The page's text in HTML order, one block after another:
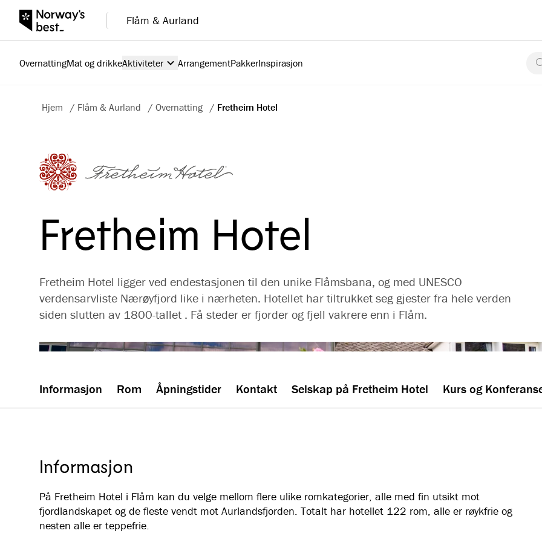
Flåm & Aurland
OvernattingMat og drikkeAktiviteter ArrangementPakkerInspirasjon
Hjem / Flåm & Aurland / Overnatting / Fretheim Hotel
Fretheim Hotel
Fretheim Hotel ligger ved endestasjonen til den unike Flåmsbana, og med UNESCO
verdensarvliste Nærøyfjord like i nærheten. Hotellet har tiltrukket seg gjester fra hele verden
siden slutten av 1800-tallet . Få steder er fjorder og fjell vakrere enn i Flåm.
Informasjon Rom Åpningstider Kontakt Selskap på Fretheim Hotel Kurs og
Informasjon
På Fretheim Hotel i Flåm kan du velge mellom flere ulike romkategorier, alle med fin utsikt mot
fjordlandskapet og de fleste vendt mot Aurlandsfjorden. Totalt har hotellet 122 rom, alle er røykfrie og
nesten alle er teppefrie.